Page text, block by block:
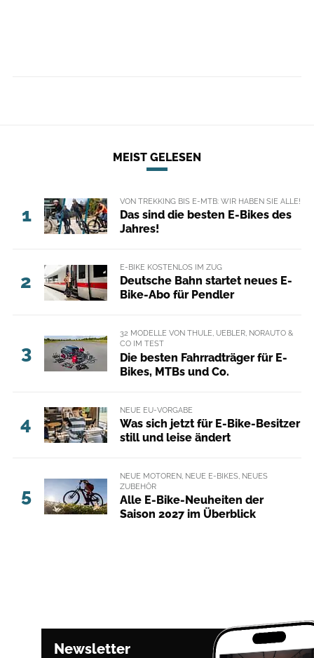
MEIST GELESEN
1
VON TREKKING BIS E-MTB: WIR HABEN SIE ALLE!
Das sind die besten E-Bikes des
Jahres!
2
E-BIKE KOSTENLOS IM ZUG
Deutsche Bahn startet neues E-
Bike-Abo für Pendler
3
32 MODELLE VON THULE, UEBLER, NORAUTO &
CO IM TEST
Die besten Fahrradträger für E-
Bikes, MTBs und Co.
4
NEUE EU-VORGABE
Was sich jetzt für E-Bike-Besitzer
still und leise ändert
5
NEUE MOTOREN, NEUE E-BIKES, NEUES
ZUBEHÖR
Alle E-Bike-Neuheiten der
Saison 2027 im Überblick
Newsletter